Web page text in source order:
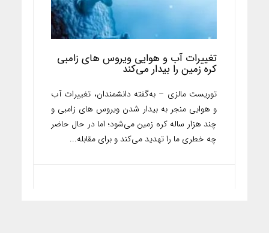
تغییرات آب و هوایی ویروس های زامبی
کره زمین را بیدار می‌کند
توریست مالزی – به‌گفته دانشمندان، تغییرات آب
و هوایی منجر به بیدار شدن ویروس های زامبی و
چند هزار ساله کره زمین می‌شود؛ اما در حال حاضر
چه خطری ما را تهدید می‌کند و برای مقابله...